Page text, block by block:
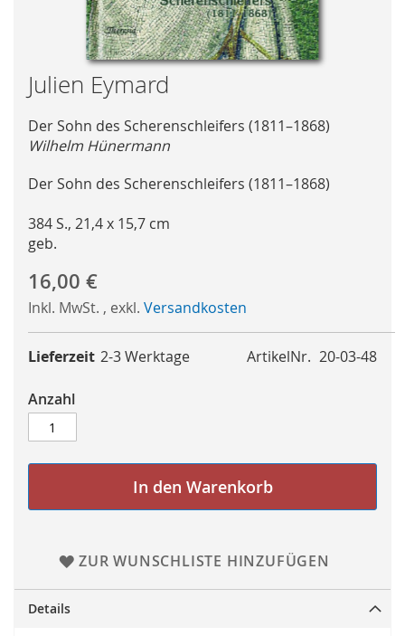
Skip
to
the
beginning
of
the
gallery
Julien Eymard
Der Sohn des Scherenschleifers (1811–1868)
Wilhelm Hünermann
Der Sohn des Scherenschleifers (1811–1868)
384 S., 21,4 x 15,7 cm
geb.
16,00 €
Inkl. MwSt. , exkl. Versandkosten
ArtikelNr. 20-03-48
Lieferzeit 2-3 Werktage
Anzahl
In den Warenkorb
ZUR WUNSCHLISTE HINZUFÜGEN
Details